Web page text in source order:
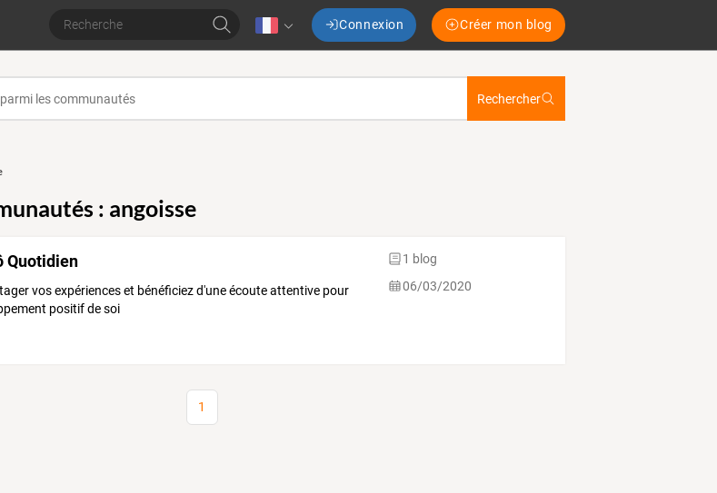
Connexion Créer mon blog
Rechercher
: angoisse
Quotidien
vos expériences et bénéficiez d'une écoute attentive pour
positif de soi
1 blog
06/03/2020
1